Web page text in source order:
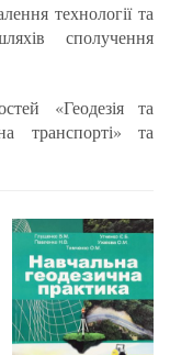
технології та
сполучення
«Геодезія та
транспорті» та